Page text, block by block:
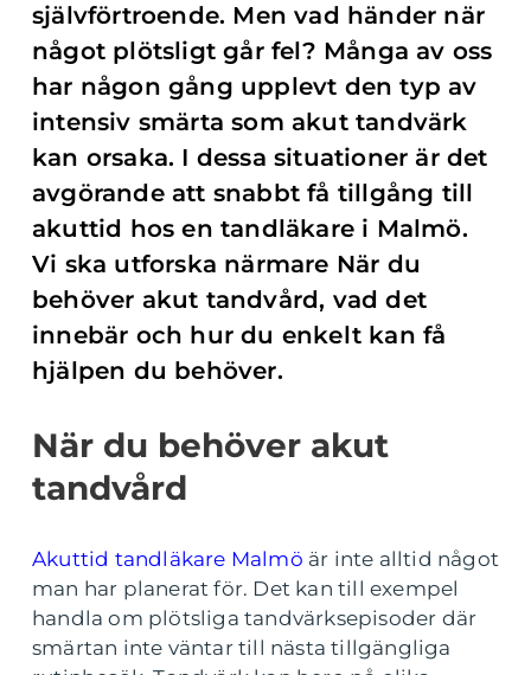
självförtroende. Men vad händer när
något plötsligt går fel? Många av oss
har någon gång upplevt den typ av
intensiv smärta som akut tandvärk
kan orsaka. I dessa situationer är det
avgörande att snabbt få tillgång till
akuttid hos en tandläkare i Malmö.
Vi ska utforska närmare När du
behöver akut tandvård, vad det
innebär och hur du enkelt kan få
hjälpen du behöver.
När du behöver akut
tandvård
Akuttid tandläkare Malmö är inte alltid något
man har planerat för. Det kan till exempel
handla om plötsliga tandvärksepisoder där
smärtan inte väntar till nästa tillgängliga